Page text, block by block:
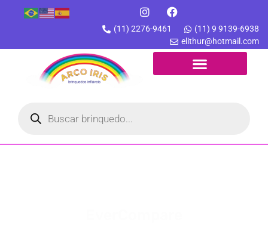
(11) 2276-9461
(11) 9 9139-6938
elithur@hotmail.com